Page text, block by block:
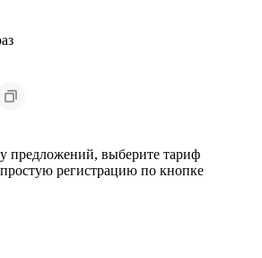
предложений, выберите тариф
регистрацию по кнопке